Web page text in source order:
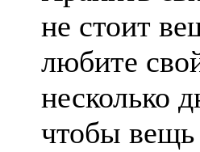
не стоит
любите
несколько
чтобы